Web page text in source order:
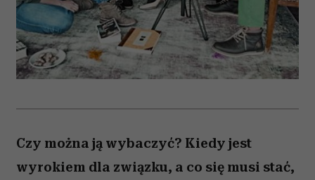
Czy można ją wybaczyć? Kiedy jest
wyrokiem dla związku, a co się musi stać,